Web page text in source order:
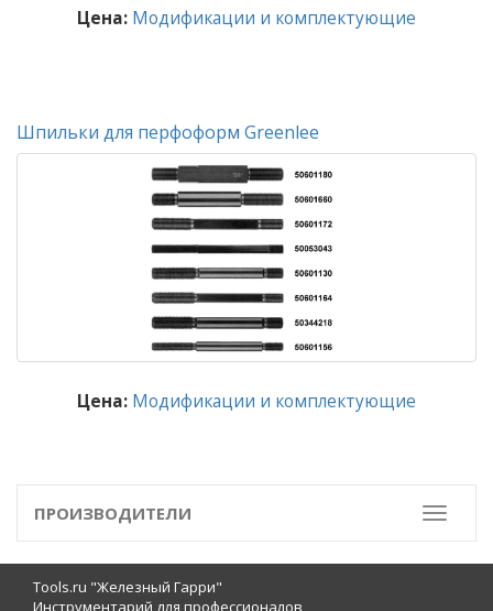
Цена: Модификации и комплектующие
Шпильки для перфоформ Greenlee
Цена: Модификации и комплектующие
Toggle
ПРОИЗВОДИТЕЛИ
Tools.ru "Железный Гарри"
Инструментарий для профессионалов